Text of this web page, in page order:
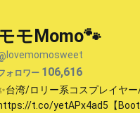
モMomo🐾
lovemomosweet
ォロワー 106,616
台湾/ロリー系コスプレイヤ
t.co/yetAPx4ad5【